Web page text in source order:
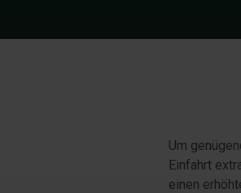
Um
Einfahrt
einen